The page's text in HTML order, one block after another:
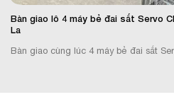
Bàn giao lô 4 máy bẻ đai sắt Servo
La
Bàn giao cùng lúc 4 máy bẻ đai sắt